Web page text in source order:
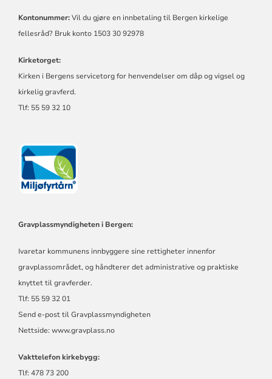
Kontonummer:Vil du gjøre en innbetaling til Bergen kirkelige
fellesråd? Bruk konto 1503 30 92978
Kirketorget:
Kirken i Bergens servicetorg for henvendelser om dåp og vigsel og
kirkelig gravferd.
Tlf: 55 59 32 10
Gravplassmyndigheten i Bergen:
Ivaretar kommunens innbyggere sine rettigheter innenfor
gravplassområdet, og håndterer det administrative og praktiske
knyttet til gravferder.
Tlf: 55 59 32 01
Send e-post til Gravplassmyndigheten
Nettside: www.gravplass.no
Vakttelefon kirkebygg:
Tlf: 478 73 200